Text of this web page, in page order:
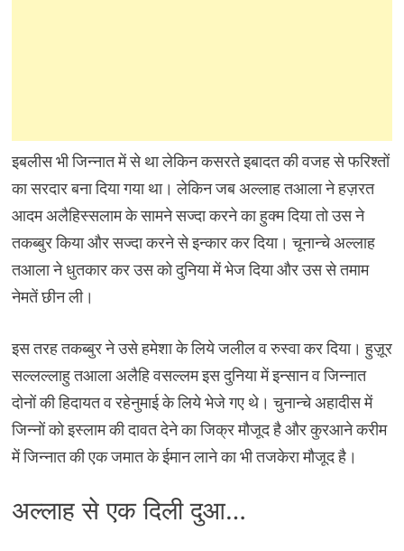
इबलीस भी जिन्नात में से था लेकिन कसरते इबादत की वजह से फरिश्तों
का सरदार बना दिया गया था। लेकिन जब अल्लाह तआला ने हज़रत
आदम अलैहिस्सलाम के सामने सज्दा करने का हुक्म दिया तो उस ने
तकब्बुर किया और सज्दा करने से इन्कार कर दिया। चूनान्चे अल्लाह
तआला ने धुतकार कर उस को दुनिया में भेज दिया और उस से तमाम
नेमतें छीन ली।
इस तरह तकब्बुर ने उसे हमेशा के लिये जलील व रुस्वा कर दिया। हुज़ूर
सल्लल्लाहु तआला अलैहि वसल्लम इस दुनिया में इन्सान व जिन्नात
दोनों की हिदायत व रहेनुमाई के लिये भेजे गए थे। चुनान्चे अहादीस में
जिन्नों को इस्लाम की दावत देने का जिक्र मौजूद है और कुरआने करीम
में जिन्नात की एक जमात के ईमान लाने का भी तजकेरा मौजूद है।
अल्लाह से एक दिली दुआ…